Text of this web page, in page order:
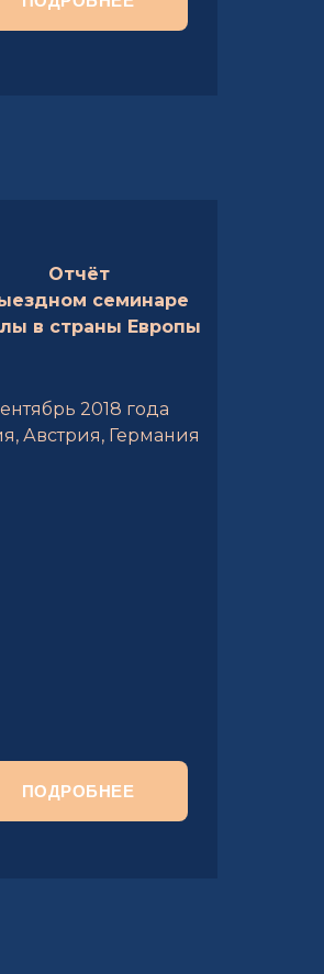
Отчёт
семинаре
в страны Европы
2018 года
Австрия, Германия
ПОДРОБНЕЕ